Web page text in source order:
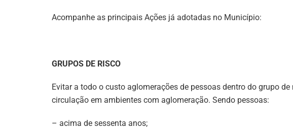
Acompanhe as principais Ações já adotadas no Município:
GRUPOS DE RISCO
Evitar a todo o custo aglomerações de pessoas dentro do grupo
circulação em ambientes com aglomeração. Sendo pessoas:
– acima de sessenta anos;